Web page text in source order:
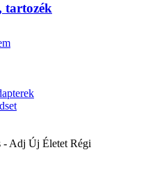
tartozék
- Adj Új Életet Régi